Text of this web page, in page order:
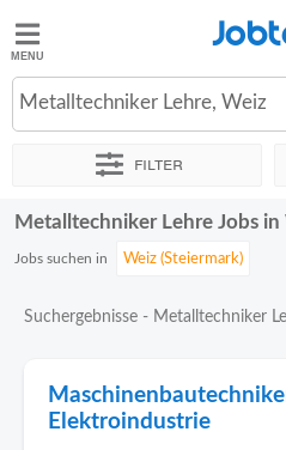
Jobted
Jobs
Metalltechniker Lehre, Weiz
Filter
Sortieren nach Genauer Standort
Metalltechniker Lehre Jobs in
Jobs suchen in
Suchergebnisse - Metalltechniker
Elektroindustrie